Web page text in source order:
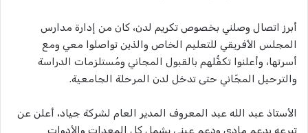
أبرز اتصال وصلني بخصوص تكريم لدن، كان من إدارة مدارس
المجلس الأفريقي للتعليم الخاص والذين تواصلوا معي ومع
أسرتها، وأعلنوا تكفُّلهم بالقبول المجاني ومُستلزمات الدراسة
والترحيل المجّاني حتى تدخل لدن المرحلة الجامعية.
الأستاذ عبد الله عبد المعروف المدير العام لشركة جياد، أعلن عن
تبرعه بدعم مادي ودعم عيني يشمل كل المعدات والأدوات